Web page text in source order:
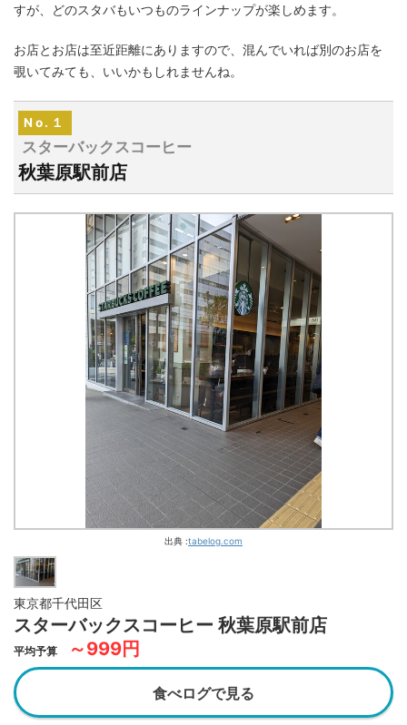
すが、どのスタバもいつものラインナップが楽しめます。
お店とお店は至近距離にありますので、混んでいれば別のお店を
覗いてみても、いいかもしれませんね。
No.１
スターバックスコーヒー
秋葉原駅前店
出典 :tabelog.com
東京都千代田区
スターバックスコーヒー 秋葉原駅前店
平均予算 ～999円
食べログで見る